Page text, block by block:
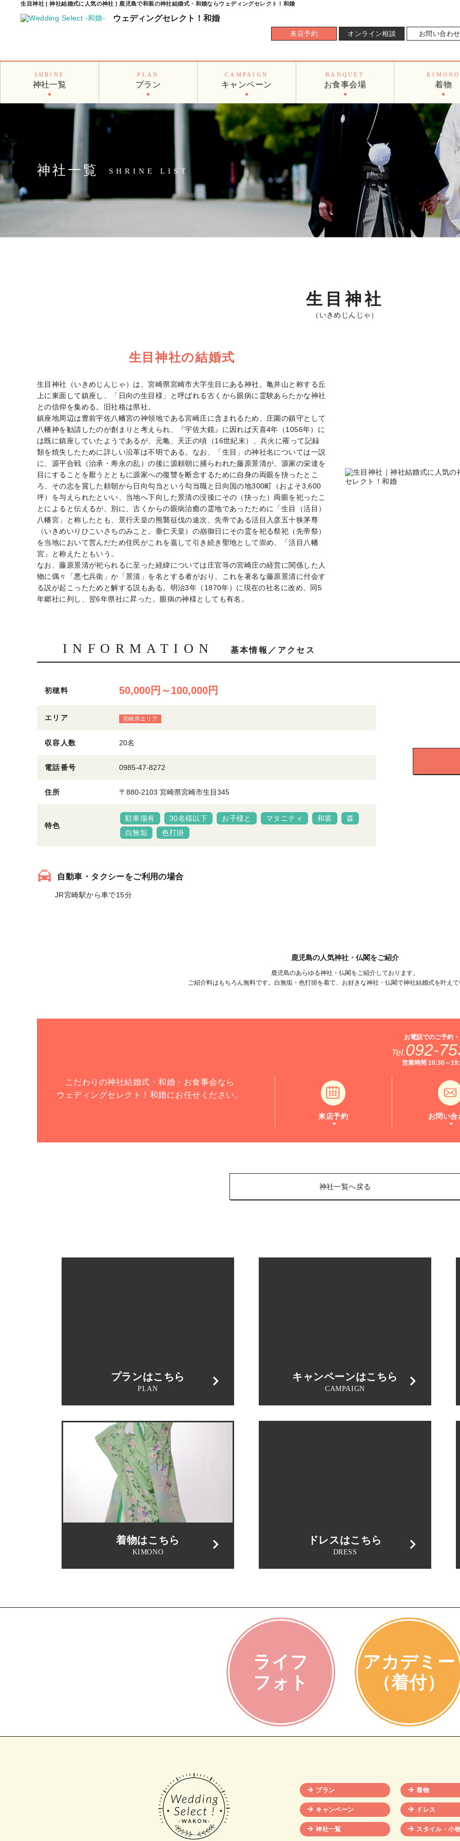
生目神社 | 神社結婚式に人気の神社 | 鹿児島で和装の神社結婚式・和婚ならウェディングセレクト！和婚
ウェディングセレクト！和婚
来店予約 オンライン相談 お問い合わせ
SHRINE
神社一覧
PLAN
プラン
CAMPAIGN
キャンペーン
BANQUET
お食事会場
KIMONO
着物
神社一覧 SHRINE LIST
生目神社
（いきめじんじゃ）
生目神社の結婚式
生目神社（いきめじんじゃ）は、宮崎県宮崎市大字生目にある神社。亀井山と称する丘
上に東面して鎮座し、「日向の生目様」と呼ばれる古くから眼病に霊験あらたかな神社
との信仰を集める。旧社格は県社。
鎮座地周辺は豊前宇佐八幡宮の神領地である宮崎庄に含まれるため、庄園の鎮守として
八幡神を勧請したのが創まりと考えられ、『宇佐大鏡』に因れば天喜4年（1056年）に
は既に鎮座していたようであるが、元亀、天正の頃（16世紀末）、兵火に罹って記録
類を焼失したために詳しい沿革は不明である。なお、「生目」の神社名については一説
に、源平合戦（治承・寿永の乱）の後に源頼朝に捕らわれた藤原景清が、源家の栄達を
目にすることを厭うとともに源家への復讐を断念するために自身の両眼を抉ったとこ
ろ、その志を賞した頼朝から日向勾当という勾当職と日向国の地300町（およそ3,600
坪）を与えられたといい、当地へ下向した景清の没後にその（抉った）両眼を祀ったこ
とによると伝えるが、別に、古くからの眼病治癒の霊地であったために「生目（活目）
八幡宮」と称したとも、景行天皇の熊襲征伐の途次、先帝である活目入彦五十狭茅尊
（いきめいりひこいさちのみこと。垂仁天皇）の崩御日にその霊を祀る祭祀（先帝祭）
を当地において営んだため住民がこれを嘉して引き続き聖地として崇め、「活目八幡
宮」と称えたともいう。
なお、藤原景清が祀られるに至った経緯については庄官等の宮崎庄の経営に関係した人
物に偶々「悪七兵衛」か「景清」を名とする者がおり、これを著名な藤原景清に付会す
る説が起こったためと解する説もある。明治3年（1870年）に現在の社名に改め、同5
年郷社に列し、翌6年県社に昇った。眼病の神様としても有名。
INFORMATION 基本情報／アクセス
初穂料 50,000円～100,000円
エリア 宮崎県エリア
収容人数 20名
電話番号 0985-47-8272
住所 〒880-2103 宮崎県宮崎市生目345
特色
駐車場有 30名様以下 お子様と マタニティ 和装
森
白無垢
色打掛
自動車・タクシーをご利用の場合
JR宮崎駅から車で15分
鹿児島の人気神社・仏閣をご紹介
鹿児島のあらゆる神社・仏閣をご紹介しております。
ご紹介料はもちろん無料です。白無垢・色打掛を着て、お好きな神社・仏閣で神社結婚式を叶えて
こだわりの神社結婚式・和婚・お食事会なら
ウェディングセレクト！和婚にお任せください。
お電話でのご予約
Tel.092-
営業時間 10:30～
来店予約 お問い合
神社一覧へ戻る
プランはこちら
PLAN
キャンペーンはこちら
CAMPAIGN
着物はこちら
KIMONO
ドレスはこちら
DRESS
ライフ
フォト
アカデミー
（着付）
プラン
キャンペーン
神社一覧
着物
ドレス
スタイル・小